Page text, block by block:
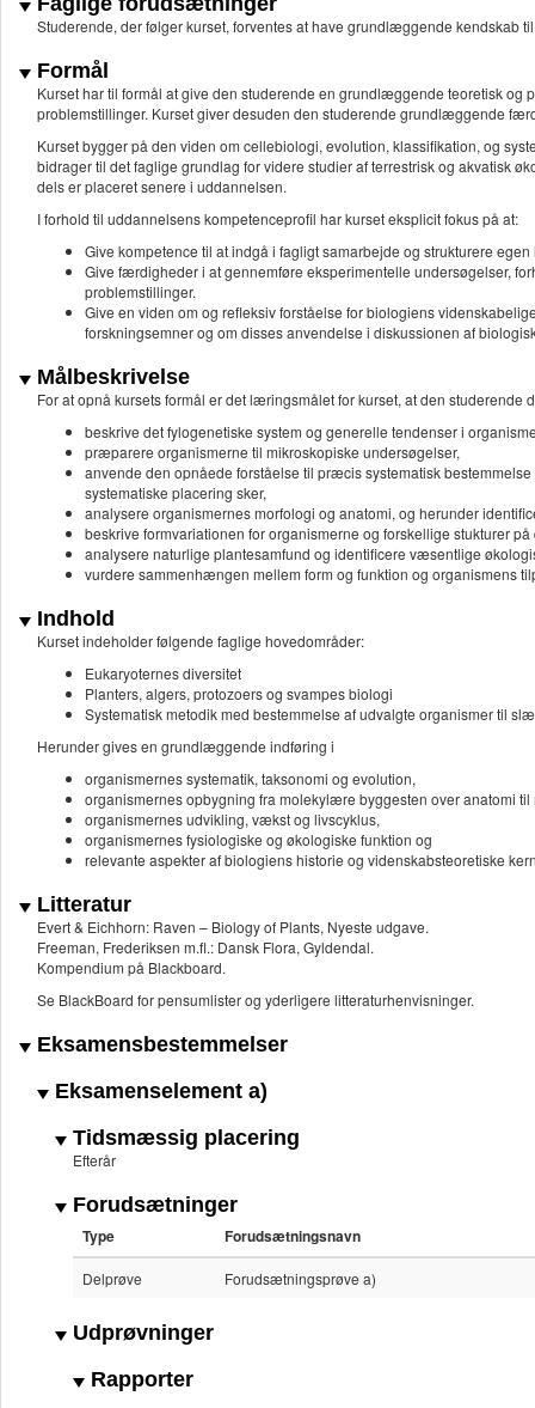
Studerende, der følger kurset, forventes at have grundlæggende kendskab
Formål
Kurset har til formål at give den studerende en grundlæggende teoretisk
problemstillinger. Kurset giver desuden den studerende grundlæggende
Kurset bygger på den viden om cellebiologi, evolution, klassifikation, og
bidrager til det faglige grundlag for videre studier af terrestrisk og akvatisk
dels er placeret senere i uddannelsen.
I forhold til uddannelsens kompetenceprofil har kurset eksplicit fokus på at:
Give kompetence til at indgå i fagligt samarbejde og strukturere
Give færdigheder i at gennemføre eksperimentelle undersøgelser,
problemstillinger.
Give en viden om og refleksiv forståelse for biologiens
forskningsemner og om disses anvendelse i diskussionen af
Målbeskrivelse
For at opnå kursets formål er det læringsmålet for kurset, at den studerende
beskrive det fylogenetiske system og generelle tendenser i
præparere organismerne til mikroskopiske undersøgelser,
anvende den opnåede forståelse til præcis systematisk
systematiske placering sker,
analysere organismernes morfologi og anatomi, og herunder
beskrive formvariationen for organismerne og forskellige stukturer
analysere naturlige plantesamfund og identificere væsentlige
vurdere sammenhængen mellem form og funktion og organismens
Indhold
Kurset indeholder følgende faglige hovedområder:
Eukaryoternes diversitet
Planters, algers, protozoers og svampes biologi
Systematisk metodik med bestemmelse af udvalgte organismer til
Herunder gives en grundlæggende indføring i
organismernes systematik, taksonomi og evolution,
organismernes opbygning fra molekylære byggesten over anatomi til
organismernes udvikling, vækst og livscyklus,
organismernes fysiologiske og økologiske funktion og
relevante aspekter af biologiens historie og videnskabsteoretiske
Litteratur
Evert & Eichhorn: Raven – Biology of Plants, Nyeste udgave.
Freeman, Frederiksen m.fl.: Dansk Flora, Gyldendal.
Kompendium på Blackboard.
Se BlackBoard for pensumlister og yderligere litteraturhenvisninger.
Eksamensbestemmelser
Eksamenselement a)
Tidsmæssig placering
Efterår
Forudsætninger
Type Forudsætningsnavn
Delprøve Forudsætningsprøve a)
Udprøvninger
Rapporter